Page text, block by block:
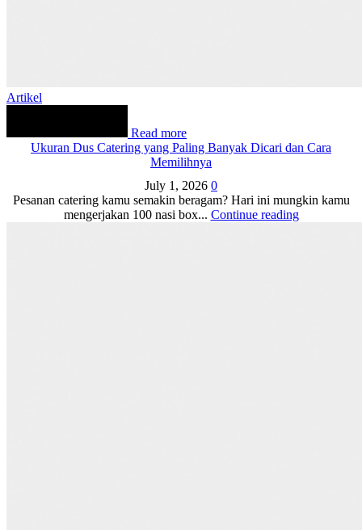
Artikel
Read more
Ukuran Dus Catering yang Paling Banyak Dicari dan Cara
Memilihnya
July 1, 2026 0
Pesanan catering kamu semakin beragam? Hari ini mungkin kamu
mengerjakan 100 nasi box... Continue reading